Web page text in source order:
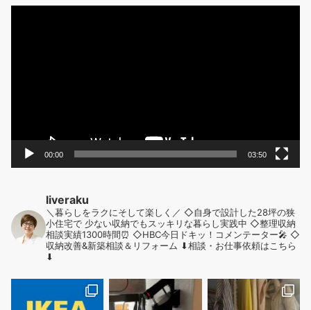
00:00 03:50
liveraku
＼暮らしをラクにそして楽しく／ ◇自身で設計した28坪の狭
小住宅で 少ない収納でもスッキリな暮らし実践中 ◇整理収納
相談実績1300時間⏰ ◇HBC今日ドキッ！コメンテーター🎤 ◇
収納改善&新築相談＆リフォーム ⬇︎相談・お仕事依頼はこちら
⬇︎